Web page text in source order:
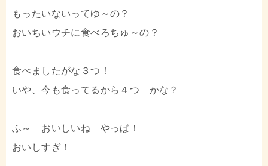
もったいないってゆ～の？
おいちいウチに食べろちゅ～の？
食べましたがな３つ！
いや、今も食ってるから４つ かな？
ふ～ おいしいね やっぱ！
おいしすぎ！